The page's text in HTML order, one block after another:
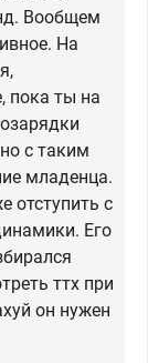
Вообщем
На
пока ты на
с таким
младенца.
отступить с
Его
ттх при
он нужен